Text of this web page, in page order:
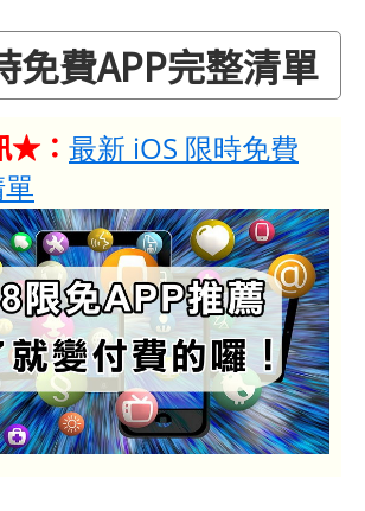
免費APP完整清單
★： 最新 iOS 限時免費